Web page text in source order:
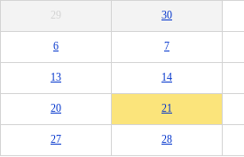
29
30
6 7
13 14
20 21
27 28